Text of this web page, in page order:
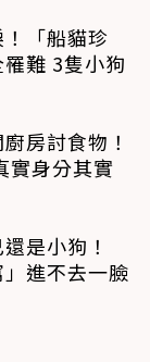
「船貓珍
難 3隻小狗
房討食物！
實身分其實
是小狗！
」進不去一臉